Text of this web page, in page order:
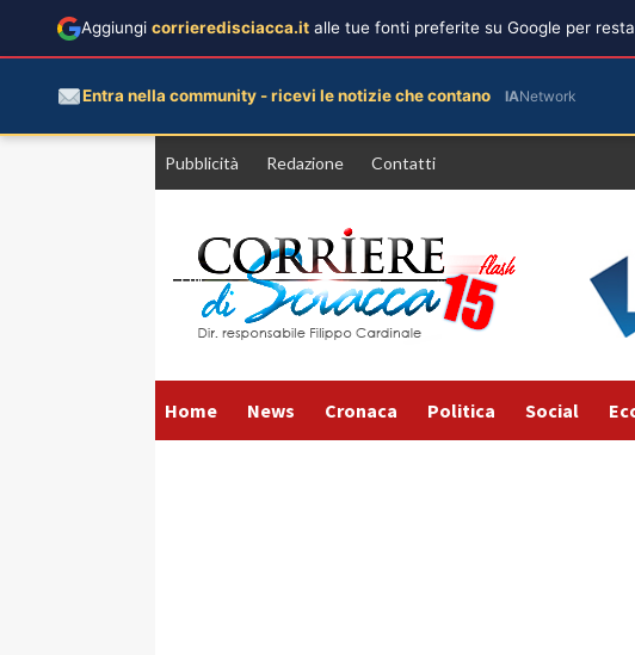
Pubblicità Redazione Contatti
Home News Cronaca Politica Social
Aggiungi corrieredisciacca.it alle tue fonti preferite su Google per
Entra nella community - ricevi le notizie che contano IANetwork